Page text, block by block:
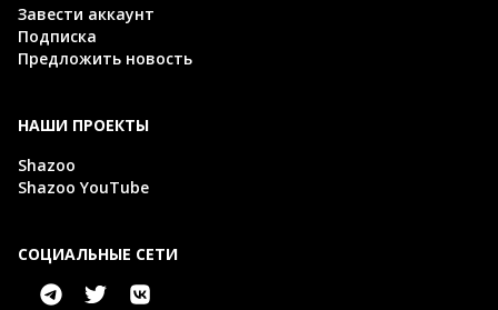
Завести аккаунт
Подписка
Предложить новость
НАШИ ПРОЕКТЫ
Shazoo
Shazoo YouTube
СОЦИАЛЬНЫЕ СЕТИ